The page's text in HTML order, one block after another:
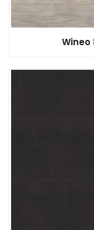
Wineo